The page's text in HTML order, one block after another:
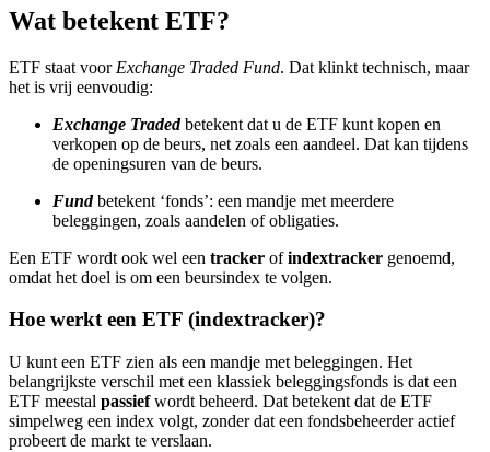
Wat betekent ETF?
ETF staat voor Exchange Traded Fund. Dat klinkt technisch, maar
het is vrij eenvoudig:
Exchange Tradedbetekent dat u de ETF kunt kopen en
verkopen op de beurs, net zoals een aandeel. Dat kan tijdens
de openingsuren van de beurs.
Fund betekent ‘fonds’: een mandje met meerdere
beleggingen, zoals aandelen of obligaties.
Een ETF wordt ook wel een tracker ofindextracker genoemd,
omdat het doel is om een beursindex te volgen.
Hoe werkt een ETF (indextracker)?
U kunt een ETF zien als een mandje met beleggingen. Het
belangrijkste verschil met een klassiek beleggingsfonds is dat een
ETF meestal passiefwordt beheerd. Dat betekent dat de ETF
simpelweg een index volgt, zonder dat een fondsbeheerder actief
probeert de markt te verslaan.